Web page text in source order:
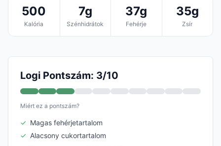
500
Kalória
7g
Szénhidrátok
37g
Fehérje
35g
Zsír
Logi Pontszám: 3/10
Miért ez a pontszám?
✓ Magas fehérjetartalom
✓ Alacsony cukortartalom